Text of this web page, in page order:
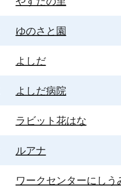
ゆのさと園
よしだ
よしだ病院
ラビット花はな
ルアナ
ワークセンターにしう